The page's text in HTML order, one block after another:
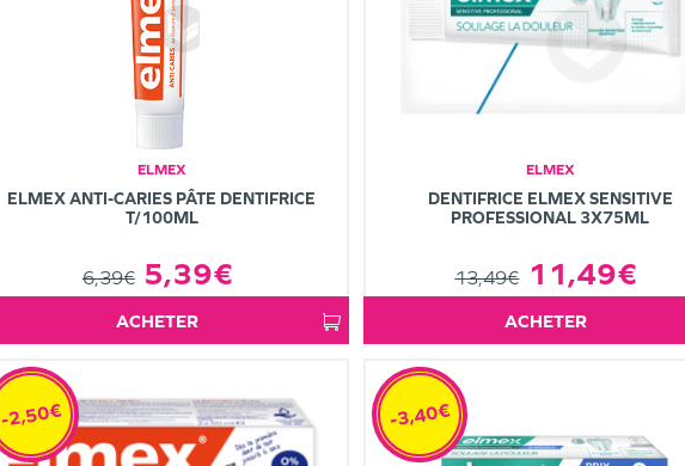
ELMEX
ELMEX ANTI-CARIES PÂTE DENTIFRICE
T/100ML
6,39€ 5,39€
ACHETER
ELMEX
DENTIFRICE ELMEX SENSITIVE
PROFESSIONAL 3X75ML
13,49€ 11,49€
ACHETER
-2,50€ -3,40€